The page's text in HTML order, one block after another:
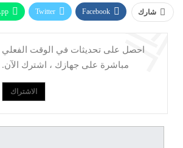
شارك Facebook
Twitter
طباعةاحصل على تحديثات في الوقت الفعلي
مباشرة على جهازك ، اشترك الآن.
الاشتراك